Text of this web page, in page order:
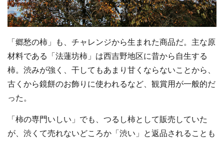
「郷愁の柿」も、チャレンジから生まれた商品だ。主な原
材料である「法蓮坊柿」は西吉野地区に昔から自生する
柿。渋みが強く、干してもあまり甘くならないことから、
古くから鏡餅のお飾りに使われるなど、観賞用が一般的だ
った。
「柿の専門いしい」でも、つるし柿として販売していた
が、渋くて売れないどころか「渋い」と返品されることも